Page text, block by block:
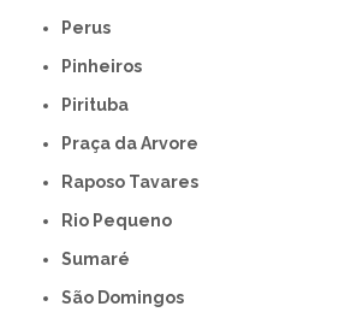
Perus
Pinheiros
Pirituba
Praça da Arvore
Raposo Tavares
Rio Pequeno
Sumaré
São Domingos